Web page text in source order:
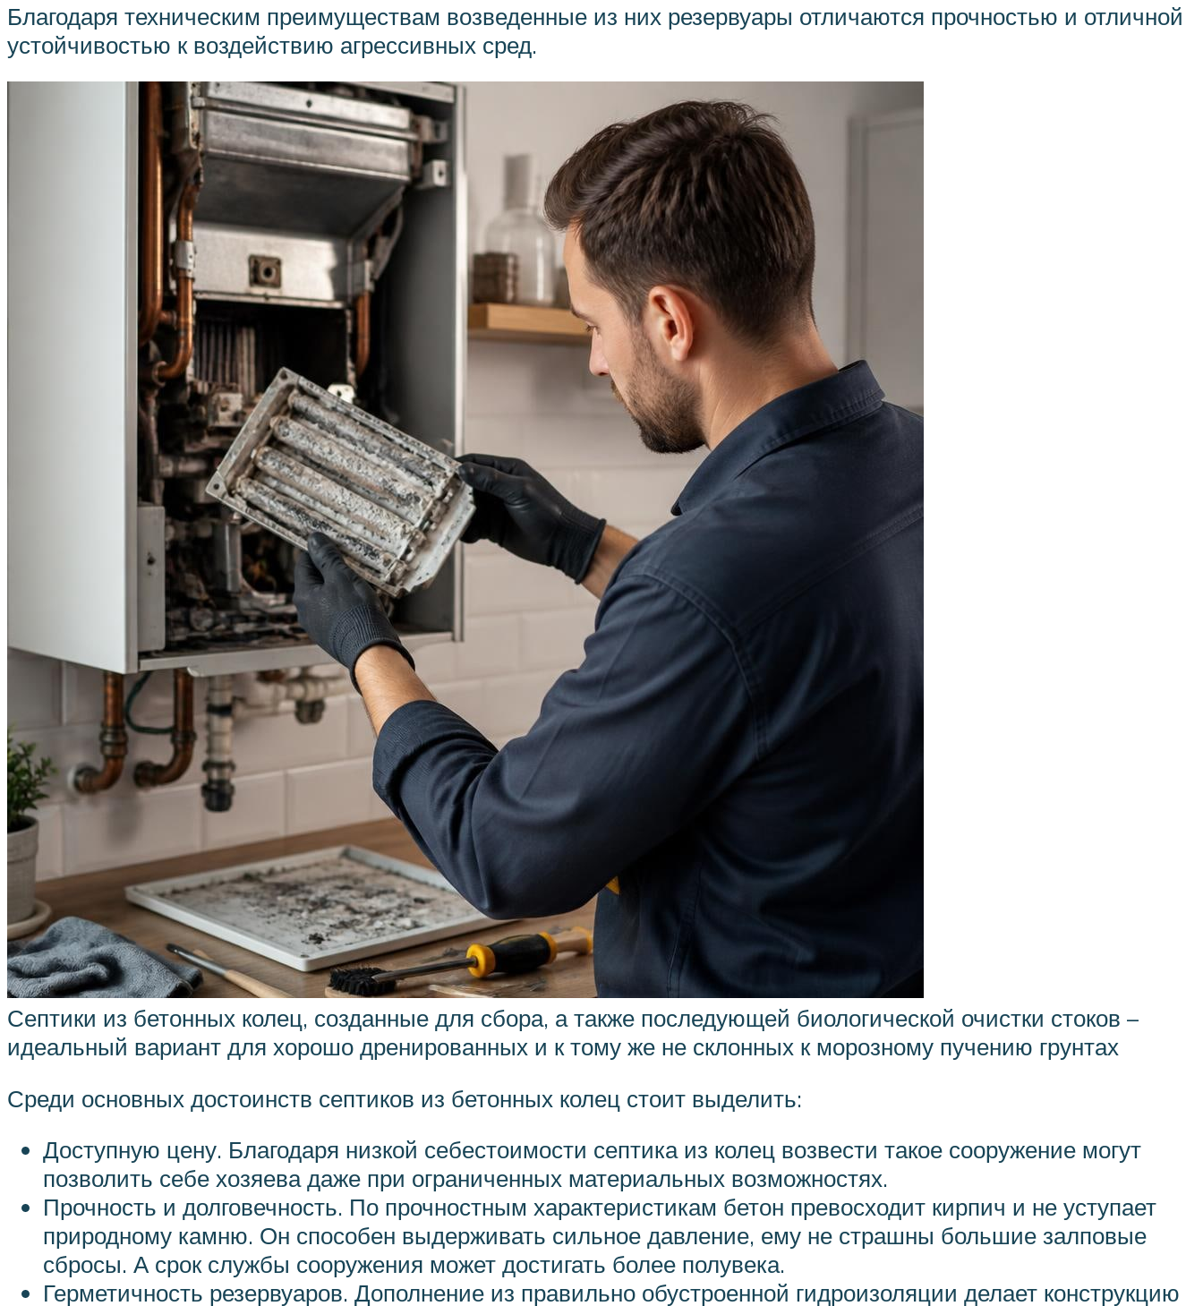
Благодаря техническим преимуществам возведенные из них резервуары отличаются прочностью и отличной
устойчивостью к воздействию агрессивных сред.
Септики из бетонных колец, созданные для сбора, а также последующей биологической очистки стоков –
идеальный вариант для хорошо дренированных и к тому же не склонных к морозному пучению грунтах
Среди основных достоинств септиков из бетонных колец стоит выделить:
Доступную цену. Благодаря низкой себестоимости септика из колец возвести такое сооружение могут
позволить себе хозяева даже при ограниченных материальных возможностях.
Прочность и долговечность. По прочностным характеристикам бетон превосходит кирпич и не уступает
природному камню. Он способен выдерживать сильное давление, ему не страшны большие залповые
сбросы. А срок службы сооружения может достигать более полувека.
Герметичность резервуаров. Дополнение из правильно обустроенной гидроизоляции делает конструкцию